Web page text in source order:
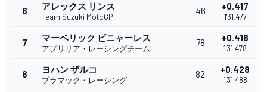
6 アレックス リンス
Team Suzuki MotoGP
46 +0.417
1'31.477
7 マーベリック ビニャーレス
アプリリア・レーシングチーム
78 +0.418
1'31.478
8 ヨハン ザルコ
プラマック・レーシング
82 +0.428
1'31.488